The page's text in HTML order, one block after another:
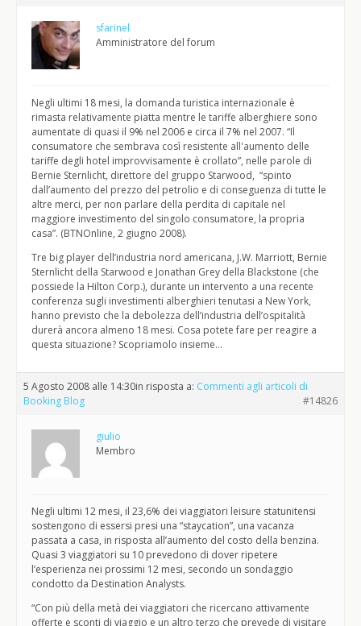
sfarinel
Amministratore del forum
Negli ultimi 18 mesi, la domanda turistica internazionale è
rimasta relativamente piatta mentre le tariffe alberghiere sono
aumentate di quasi il 9% nel 2006 e circa il 7% nel 2007. “Il
consumatore che sembrava così resistente all'aumento delle
tariffe degli hotel improvvisamente è crollato”, nelle parole di
Bernie Sternlicht, direttore del gruppo Starwood, “spinto
dall’aumento del prezzo del petrolio e di conseguenza di tutte le
altre merci, per non parlare della perdita di capitale nel
maggiore investimento del singolo consumatore, la propria
casa”. (BTNOnline, 2 giugno 2008).
Tre big player dell’industria nord americana, J.W. Marriott, Bernie
Sternlicht della Starwood e Jonathan Grey della Blackstone (che
possiede la Hilton Corp.), durante un intervento a una recente
conferenza sugli investimenti alberghieri tenutasi a New York,
hanno previsto che la debolezza dell’industria dell’ospitalità
durerà ancora almeno 18 mesi. Cosa potete fare per reagire a
questa situazione? Scopriamolo insieme…
5 Agosto 2008 alle 14:30in risposta a: Commenti agli articoli di
Booking Blog
#14826
giulio
Membro
Negli ultimi 12 mesi, il 23,6% dei viaggiatori leisure statunitensi
sostengono di essersi presi una “staycation”, una vacanza
passata a casa, in risposta all’aumento del costo della benzina.
Quasi 3 viaggiatori su 10 prevedono di dover ripetere
l’esperienza nei prossimi 12 mesi, secondo un sondaggio
condotto da Destination Analysts.
“Con più della metà dei viaggiatori che ricercano attivamente
offerte e sconti di viaggio e un altro terzo che prevede di visitare